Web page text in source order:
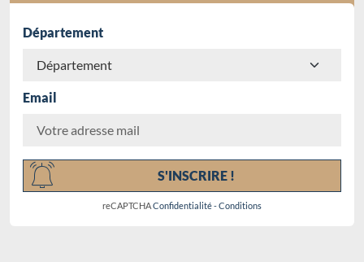
Département
Email
S'INSCRIRE !
reCAPTCHAConfidentialité-Conditions